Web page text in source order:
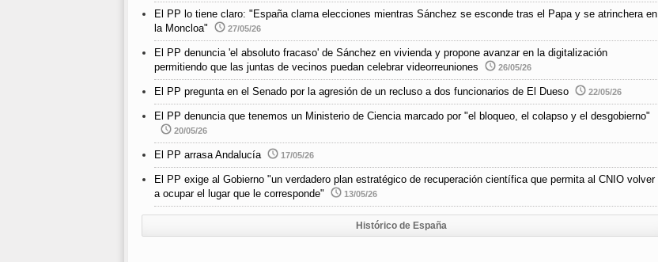
El PP lo tiene claro: "España clama elecciones mientras Sánchez se esconde tras el Papa y se atrinchera en
la Moncloa"
27/05/26
El PP denuncia 'el absoluto fracaso' de Sánchez en vivienda y propone avanzar en la digitalización
permitiendo que las juntas de vecinos puedan celebrar videorreuniones
26/05/26
El PP pregunta en el Senado por la agresión de un recluso a dos funcionarios de El Dueso 22/05/26
El PP denuncia que tenemos un Ministerio de Ciencia marcado por "el bloqueo, el colapso y el desgobierno"
20/05/26
El PP arrasa Andalucía 17/05/26
El PP exige al Gobierno "un verdadero plan estratégico de recuperación científica que permita al CNIO volver
a ocupar el lugar que le corresponde"
13/05/26
Histórico de España